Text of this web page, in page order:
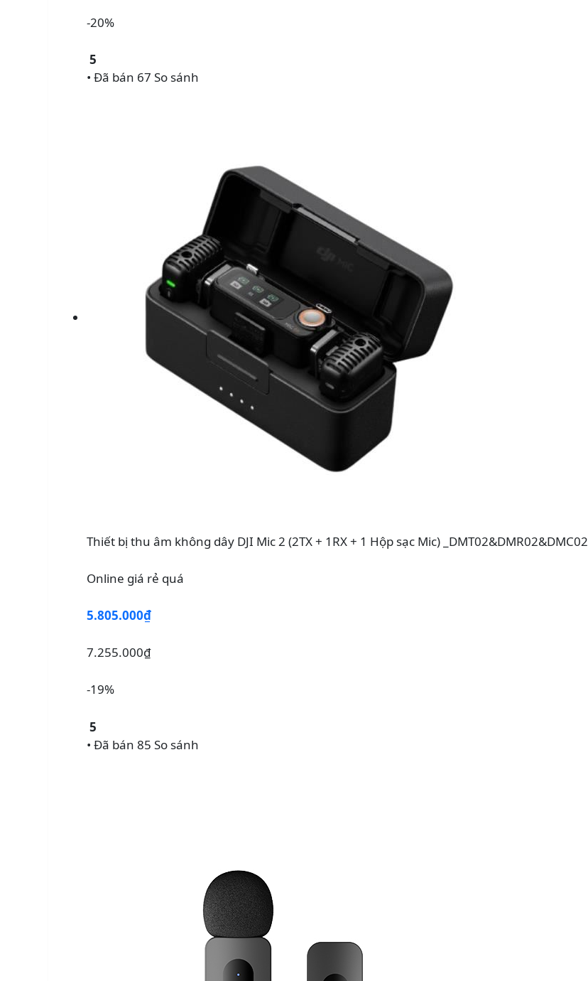
-20%
5
• Đã bán 67 So sánh
Thiết bị thu âm không dây DJI Mic 2 (2TX + 1RX + 1 Hộp sạc Mic) _DMT02&DMR02&DMC02
Online giá rẻ quá
5.805.000₫
7.255.000₫
-19%
5
• Đã bán 85 So sánh